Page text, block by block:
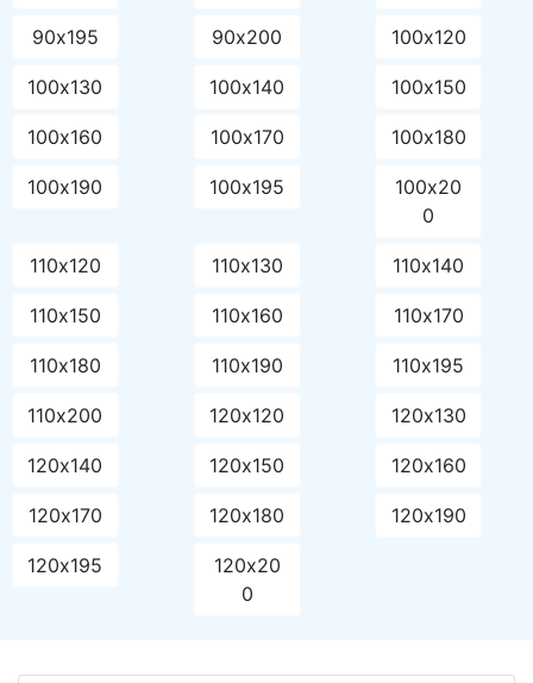
90х195 90х200 100х120
100х130 100х140 100х150
100х160 100х170 100х180
100х190 100х195
100х20
0
110х120 110х130 110х140
110х150 110х160 110х170
110х180 110х190 110х195
110х200 120х120 120х130
120х140 120х150 120х160
120х170 120х180 120х190
120х195
120х20
0